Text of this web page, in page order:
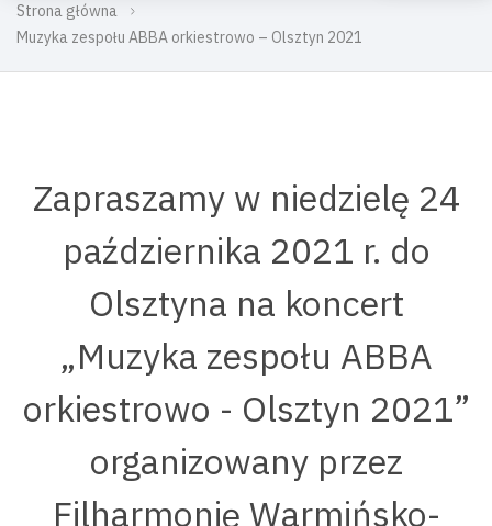
Strona główna
Muzyka zespołu ABBA orkiestrowo – Olsztyn 2021
Zapraszamy w niedzielę 24
października 2021 r. do
Olsztyna na koncert
„Muzyka zespołu ABBA
orkiestrowo - Olsztyn 2021”
organizowany przez
Filharmonię Warmińsko-